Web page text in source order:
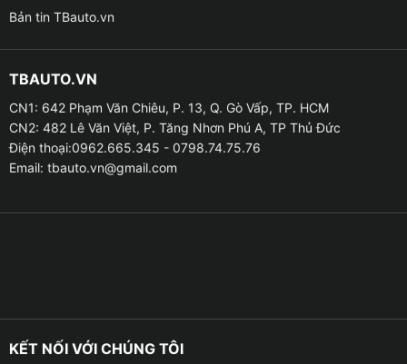
→ Hỗ trợđậuxe trong không gian nhỏ hẹp : Đỗ xe
trong không gian hẹp, chật hẹp hoặc những nơi có tầm
không thật sự tự tin khi đỗ xe, cảm biến lùi xe là một
công nghệ hỗ trợ tiện ích giúp người lái giảm stress và
Bản tin TBauto.vn
TBAUTO.VN
CN1: 642 Phạm Văn Chiêu, P. 13, Q. Gò Vấp, TP. HCM
CN2: 482 Lê Văn Việt, P. Tăng Nhơn Phú A, TP Thủ Đức
Điện thoại:0962.665.345 - 0798.74.75.76
Email: tbauto.vn@gmail.com
KẾT NỐI VỚI CHÚNG TÔI